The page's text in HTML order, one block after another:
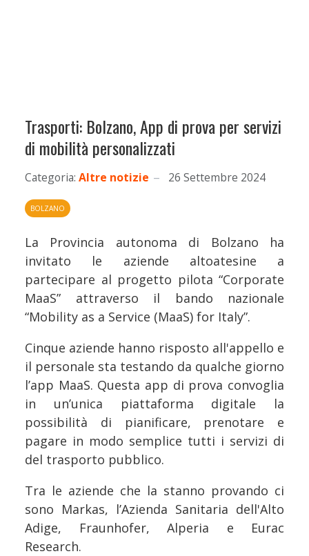
Trasporti: Bolzano, App di prova per servizi
di mobilità personalizzati
Categoria: Altre notizie 26 Settembre 2024
BOLZANO
La Provincia autonoma di Bolzano ha
invitato le aziende altoatesine a
partecipare al progetto pilota “Corporate
MaaS” attraverso il bando nazionale
“Mobility as a Service (MaaS) for Italy”.
Cinque aziende hanno risposto all'appello e
il personale sta testando da qualche giorno
l’app MaaS. Questa app di prova convoglia
in un’unica piattaforma digitale la
possibilità di pianificare, prenotare e
pagare in modo semplice tutti i servizi di
del trasporto pubblico.
Tra le aziende che la stanno provando ci
sono Markas, l’Azienda Sanitaria dell'Alto
Adige, Fraunhofer, Alperia e Eurac
Research.